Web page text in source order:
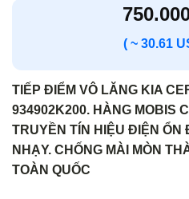
( ~ 30.61
TIẾP ĐIỂM VÔ LĂNG KIA
934902K200. HÀNG MOBIS
TRUYỀN TÍN HIỆU ĐIỆN ỔN
NHẠY. CHỐNG MÀI MÒN
TOÀN QUỐC